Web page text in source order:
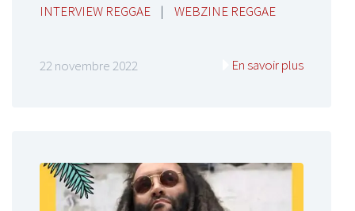
INTERVIEW REGGAE | WEBZINE REGGAE
22 novembre 2022 En savoir plus